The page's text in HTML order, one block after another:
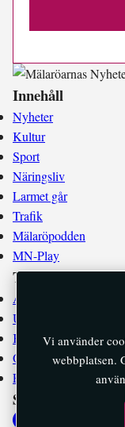
Innehåll
Nyheter
Kultur
Sport
Näringsliv
Larmet går
Trafik
Mälaröpodden
MN-Play
Tidningen
Annonsera
Utgivningsplan
Kontakta oss
Om oss
E-tidningar
Socialt
Vi använder
webbplatsen.